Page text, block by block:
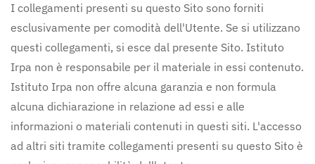
I collegamenti presenti su questo Sito sono forniti
esclusivamente per comodità dell'Utente. Se si utilizzano
questi collegamenti, si esce dal presente Sito. Istituto
Irpa non è responsabile per il materiale in essi contenuto.
Istituto Irpa non offre alcuna garanzia e non formula
alcuna dichiarazione in relazione ad essi e alle
informazioni o materiali contenuti in questi siti. L'accesso
ad altri siti tramite collegamenti presenti su questo Sito è